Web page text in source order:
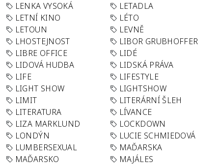
LENKA VYSOKÁ
LETADLA
LETNÍ KINO
LÉTO
LETOUN
LEVNĚ
LHOSTEJNOST
LIBOR GRUBHOFFER
LIBRE OFFICE
LIDÉ
LIDOVÁ HUDBA
LIDSKÁ PRÁVA
LIFE
LIFESTYLE
LIGHT SHOW
LIGHTSHOW
LIMIT
LITERÁRNÍ ŠLEH
LITERATURA
LÍVANCE
LIZA MARKLUND
LOCKDOWN
LONDÝN
LUCIE SCHMIEDOVÁ
LUMBERSEXUAL
MAĎARSKA
MAĎARSKO
MAJÁLES